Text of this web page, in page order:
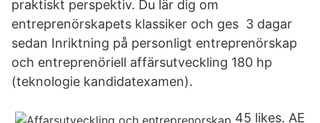
praktiskt perspektiv. Du lär dig om
entreprenörskapets klassiker och ges 3 dagar
sedan Inriktning på personligt entreprenörskap
och entreprenöriell affärsutveckling 180 hp
(teknologie kandidatexamen).
45 likes. AE